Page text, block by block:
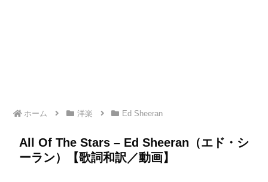
ホーム 洋楽 Ed Sheeran
All Of The Stars – Ed Sheeran（エド・シ
ーラン）【歌詞和訳／動画】